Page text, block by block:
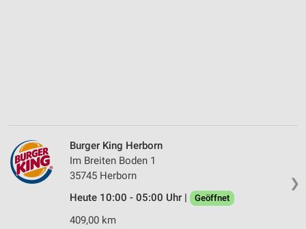
❯
Burger King Herborn
Im Breiten Boden 1
35745 Herborn
Heute 10:00 - 05:00 Uhr |
Geöffnet
409,00 km